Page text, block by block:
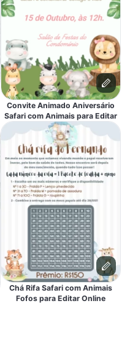
Convite Animado Aniversário
Safari com Animais para Editar
Chá Rifa Safari com Animais
Fofos para Editar Online